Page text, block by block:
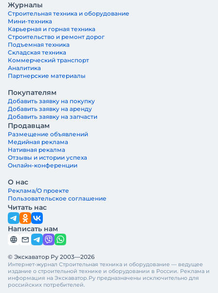
Журналы
Строительная техника и оборудование
Мини-техника
Карьерная и горная техника
Строительство и ремонт дорог
Подъемная техника
Складская техника
Коммерческий транспорт
Аналитика
Партнерские материалы
Покупателям
Добавить заявку на покупку
Добавить заявку на аренду
Добавить заявку на запчасти
Продавцам
Размещение объявлений
Медийная реклама
Нативная рекалма
Отзывы и истории успеха
Онлайн-конференции
О нас
Реклама/О проекте
Пользовательское соглашение
Читать нас
Написать нам
© Экскаватор Ру 2003—2026
Интернет-журнал Строительная техника и оборудование — ведущее
издание о строительной технике и оборудовании в России. Реклама и
информация на Экскаватор.Ру предназначены исключительно для
российских потребителей.